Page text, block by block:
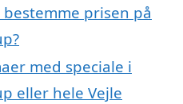
prisen på
med speciale i
eller hele Vejle